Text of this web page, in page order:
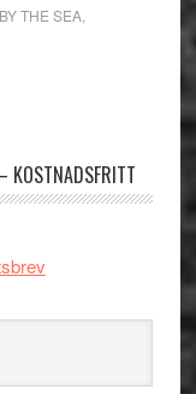
THE SEA,
KOSTNADSFRITT